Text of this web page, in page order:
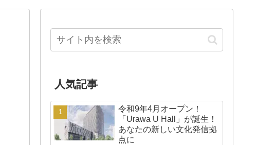
人気記事
令和9年4月オープン！
「Urawa U Hall」が誕生！
あなたの新しい文化発信拠
点に